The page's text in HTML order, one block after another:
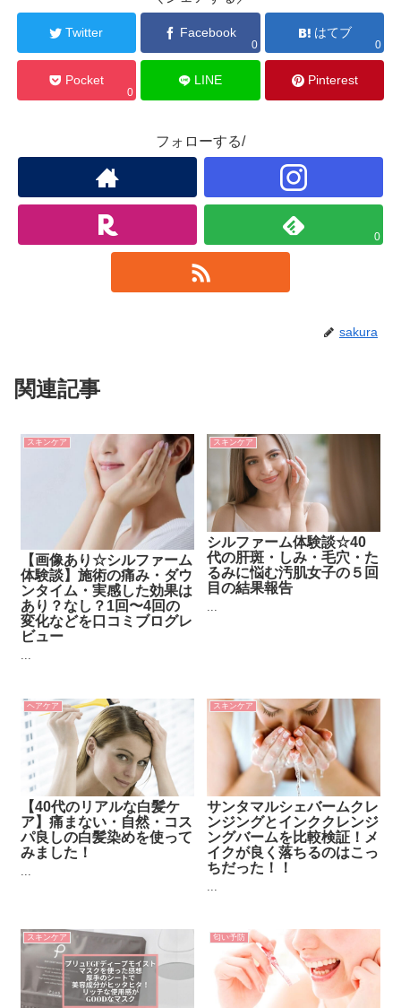
Twitter Facebook
0
はてブ
0
Pocket
0
LINE Pinterest
フォローする/
0
sakura
関連記事
スキンケア
【画像あり☆シルファーム
体験談】施術の痛み・ダウ
ンタイム・実感した効果は
あり？なし？1回〜4回の
変化などを口コミブログレ
ビュー
...
スキンケア
シルファーム体験談☆40
代の肝斑・しみ・毛穴・た
るみに悩む汚肌女子の５回
目の結果報告
...
ヘアケア
【40代のリアルな白髪ケ
ア】痛まない・自然・コス
パ良しの白髪染めを使って
みました！
スキンケア
サンタマルシェバームクレ
ンジングとインククレンジ
ングバームを比較検証！メ
イクが良く落ちるのはこっ
ちだった！！
スキンケア 匂い予防